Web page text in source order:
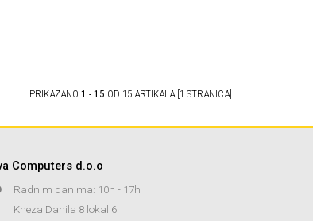
PRIKAZANO 1 - 15 OD 15 ARTIKALA [1 STRANICA]
Computers d.o.o
Radnim danima: 10h - 17h
Kneza Danila 8 lokal 6